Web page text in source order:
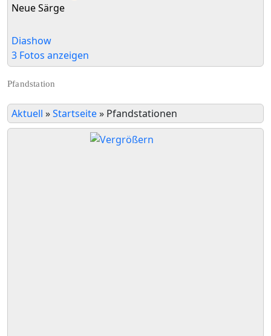
Neue Särge
Diashow
3 Fotos anzeigen
Pfandstation
Aktuell »Startseite» Pfandstationen